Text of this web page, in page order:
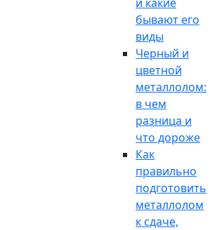
бывают его
виды
Черный и
цветной
металлолом:
в чем
разница и
что дороже
Как
правильно
подготовить
металлолом
к сдаче,